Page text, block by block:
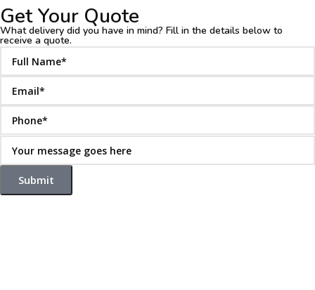
Get Your Quote
What delivery did you have in mind? Fill in the details below to
receive a quote.
Submit